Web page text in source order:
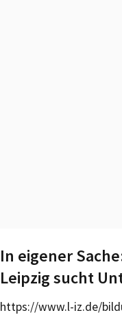
In eigener
Leipzig sucht
https://www.l-iz.de/